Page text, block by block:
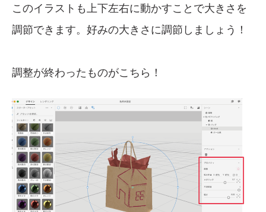
このイラストも上下左右に動かすことで大きさを
調節できます。好みの大きさに調節しましょう！
調整が終わったものがこちら！